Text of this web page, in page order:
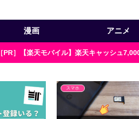
漫画 アニメ
［PR］【楽天モバイル】楽天キャッシュ
スマホ